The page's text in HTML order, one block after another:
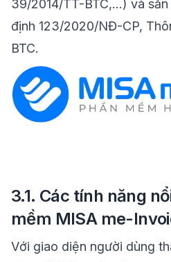
39/2014/TT-BTC,…) và
định 123/2020/NĐ-CP,
BTC.
3.1. Các tính năng
mềm MISA me-
Với giao diện người dùng